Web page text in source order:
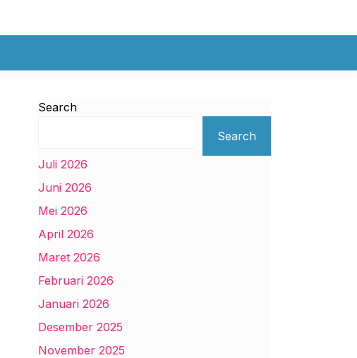
Search
Search
Juli 2026
Juni 2026
Mei 2026
April 2026
Maret 2026
Februari 2026
Januari 2026
Desember 2025
November 2025